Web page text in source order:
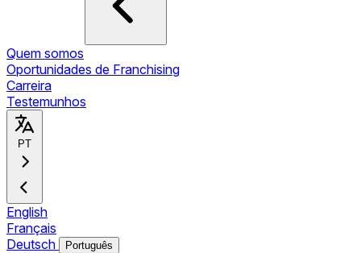
Quem somos
Oportunidades de Franchising
Carreira
Testemunhos
PT
English
Français
Deutsch
Português